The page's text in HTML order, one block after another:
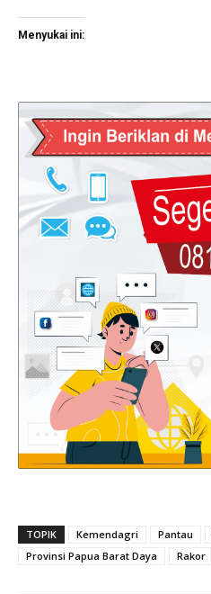
Menyukai ini:
TOPIK Kemendagri Pantau
Provinsi Papua Barat Daya
Rakor